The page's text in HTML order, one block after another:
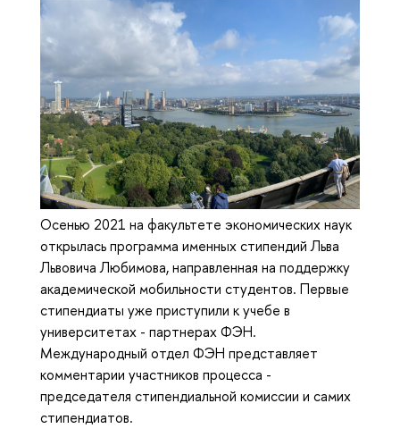
Осенью 2021 на факультете экономических наук
открылась программа именных стипендий Льва
Львовича Любимова, направленная на поддержку
академической мобильности студентов. Первые
стипендиаты уже приступили к учебе в
университетах - партнерах ФЭН.
Международный отдел ФЭН представляет
комментарии участников процесса -
председателя стипендиальной комиссии и самих
стипендиатов.